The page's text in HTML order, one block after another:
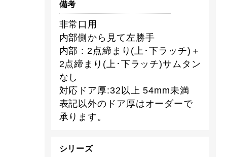
備考
非常口用
内部側から見て左勝手
内部 : 2点締まり(上･下ラッチ)＋
2点締まり(上･下ラッチ)サムタン
なし
対応ドア厚:32以上 54mm未満
表記以外のドア厚はオーダーで
承ります。
シリーズ